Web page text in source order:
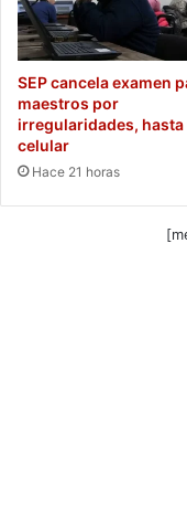
SEP cancela examen
maestros por
irregularidades, hasta
celular
Hace 21 horas